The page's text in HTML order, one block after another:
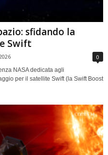
sfidando la
Swift
0
NASA dedicata agli
per il satellite Swift (la Swift Boost